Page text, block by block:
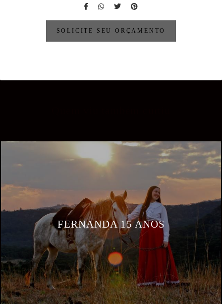
SOLICITE SEU ORÇAMENTO
FERNANDA 15 ANOS